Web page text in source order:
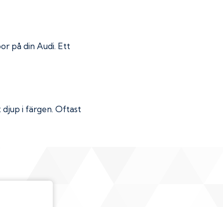
på din Audi. Ett
i färgen. Oftast